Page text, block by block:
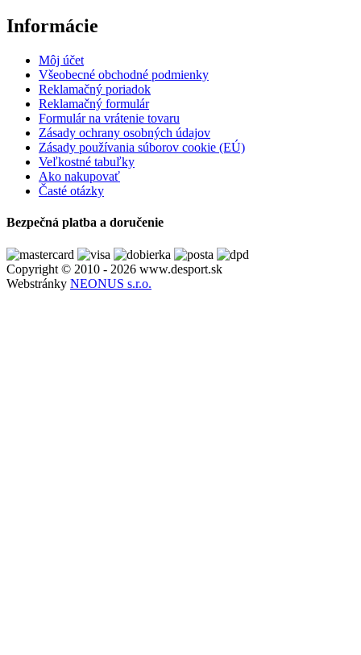
Informácie
Môj účet
Všeobecné obchodné podmienky
Reklamačný poriadok
Reklamačný formulár
Formulár na vrátenie tovaru
Zásady ochrany osobných údajov
Zásady používania súborov cookie (EÚ)
Veľkostné tabuľky
Ako nakupovať
Časté otázky
Bezpečná platba a doručenie
Copyright © 2010 - 2026 www.desport.sk
Webstránky NEONUS s.r.o.